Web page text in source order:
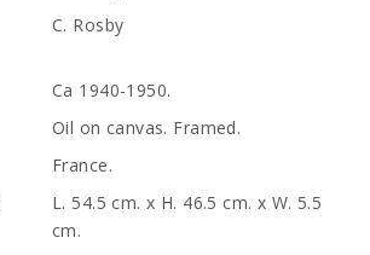
C. Rosby
Ca 1940-1950.
Oil on canvas. Framed.
France.
L. 54.5 cm. x H. 46.5 cm. x W. 5.5
cm.